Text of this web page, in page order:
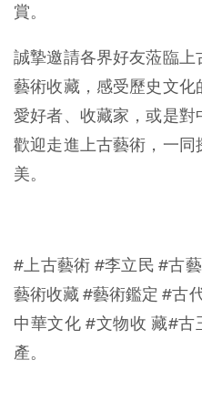
賞。
誠摯邀請各界好友蒞臨
藝術收藏，感受歷史文
愛好者、收藏家，或是
歡迎走進上古藝術，一同
美。
#上古藝術 #李立民 #古
藝術收藏 #藝術鑑定 #古
中華文化 #文物收 藏#古
產。